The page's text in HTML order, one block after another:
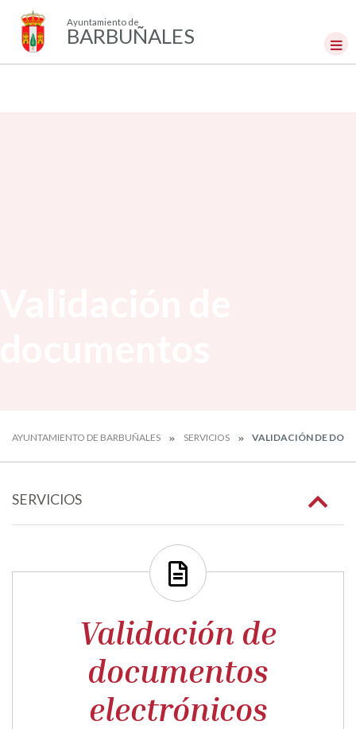
Ayuntamiento de
BARBUÑALES
AYUNTAMIENTO DE BARBUÑALES SERVICIOS VALIDACIÓN DE
SERVICIOS
Validación de
documentos
electrónicos